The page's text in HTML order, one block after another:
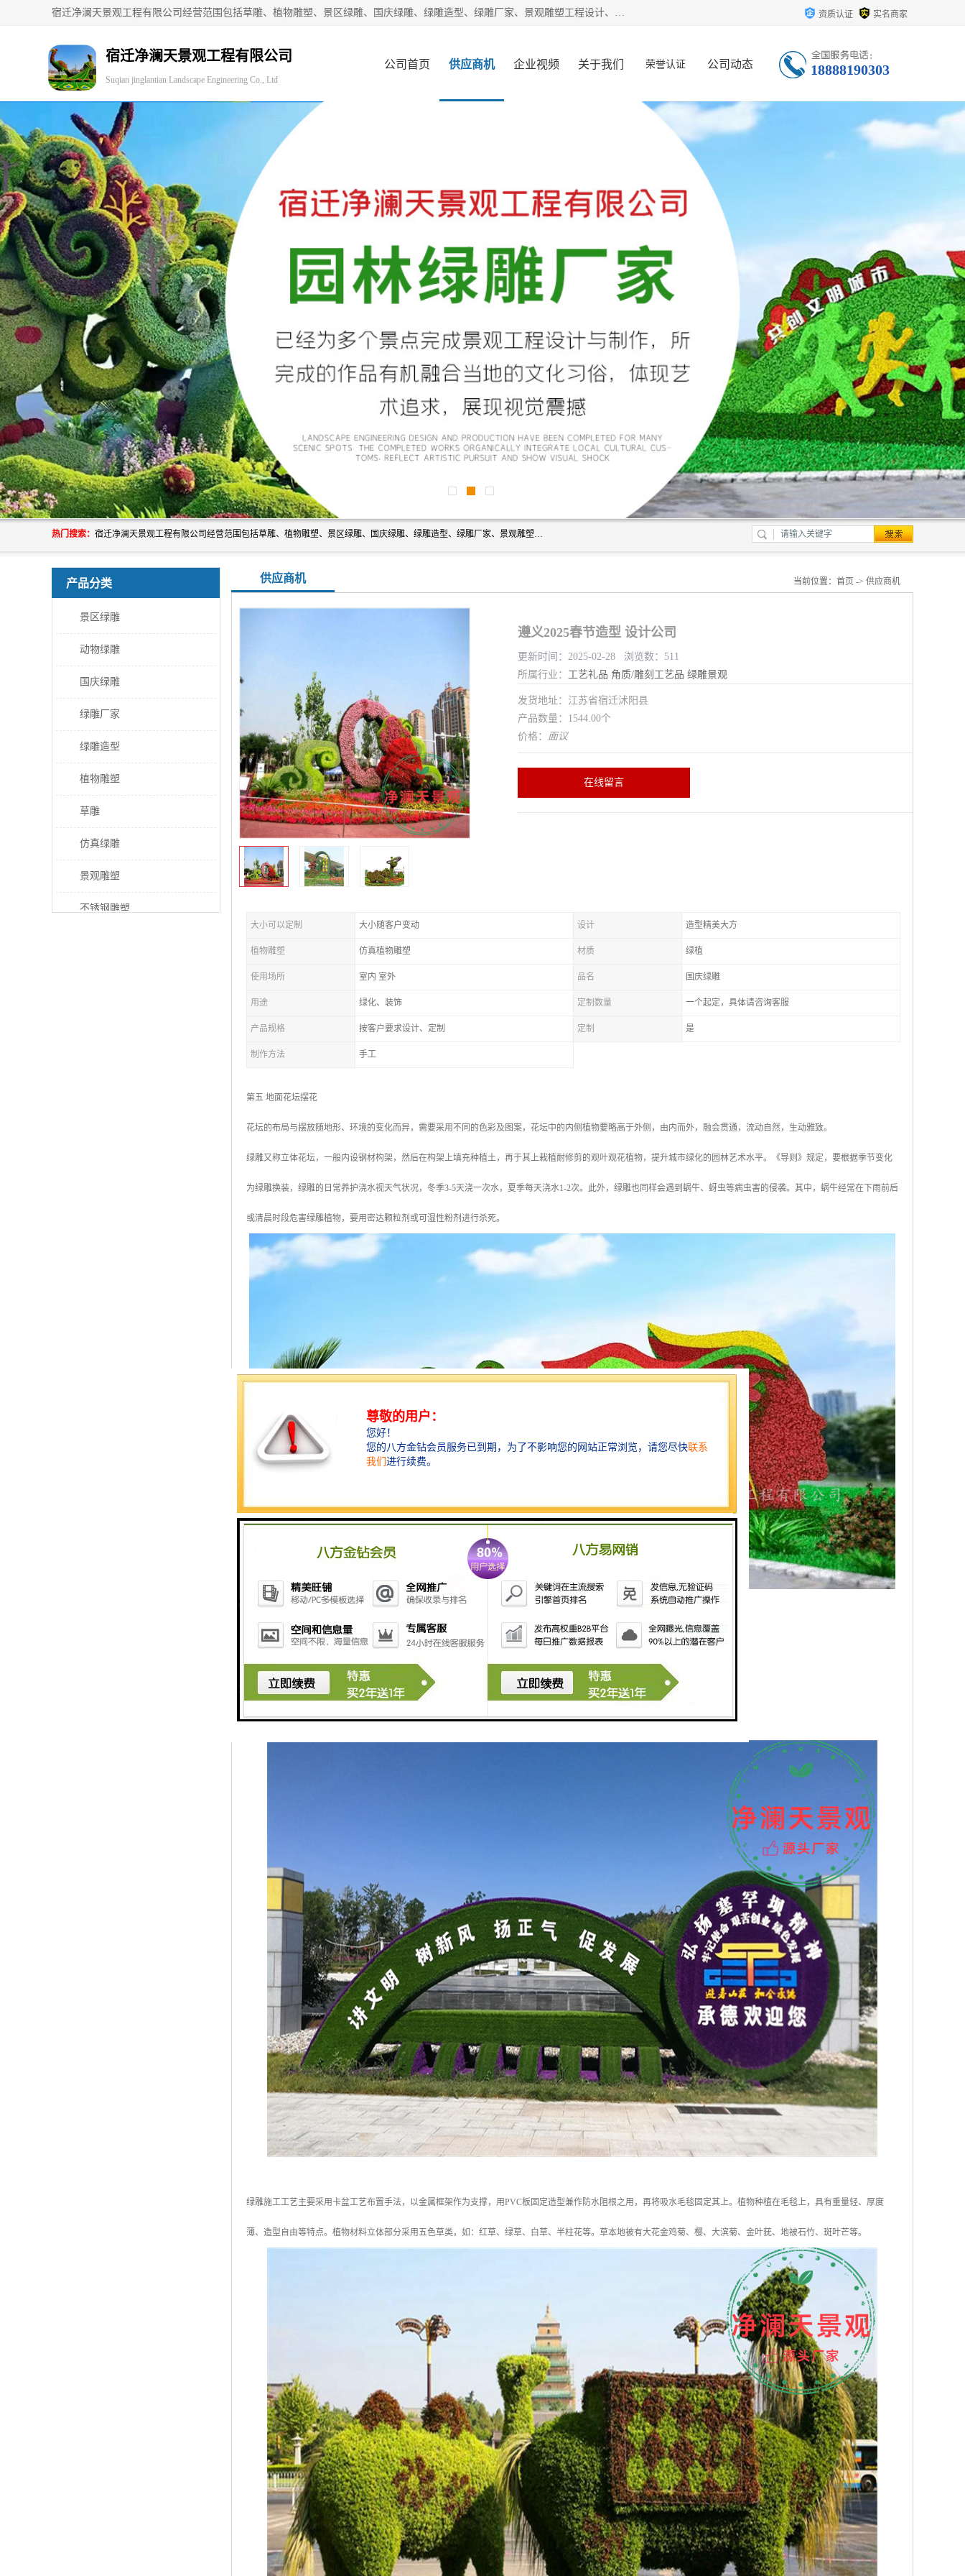
宿迁净澜天景观工程有限公司经营范围包括草雕、植物雕塑、景区绿雕、国庆绿雕、绿雕造型、绿雕厂家、景观雕塑工程设计、施工;绿化工程设计、施工、养护;绿化苗木、盆景种植、销售;是一家大型立体花坛草雕绿雕、五色草造型绿雕，仿真植物绿雕、稻草人工艺品、不锈钢雕塑等策划制作厂家，提供绿雕设计，制作,加工，及安装一站式服务。 资质认证 实名商家
宿迁净澜天景观工程有限公司
Suqian jinglantian Landscape Engineering Co., Ltd
公司首页 供应商机 企业视频 关于我们 荣誉认证 公司动态 18888190303
热门搜索： 宿迁净澜天景观工程有限公司经营范围包括草雕、植物雕塑、景区绿雕、国庆绿雕、绿雕造型、绿雕厂家、景观雕塑工程设计、施工;绿化工程设计、施工、养护;绿化苗木、盆景种植、销售;是一家大型立体花坛草雕绿雕、五色草造型绿雕，仿真植物绿雕、稻草人工艺品、不锈钢雕塑等策划制作厂家，提供绿雕设计，制作,加工，及安装一站式服务。
产品分类
景区绿雕
动物绿雕
国庆绿雕
绿雕厂家
绿雕造型
植物雕塑
草雕
仿真绿雕
景观雕塑
不锈钢雕塑
供应商机 当前位置： 首页 -> 供应商机
遵义2025春节造型 设计公司
更新时间：2025-02-28 浏览数：511
所属行业： 工艺礼品 角质/雕刻工艺品 绿雕景观
发货地址：江苏省宿迁沭阳县
产品数量：1544.00个
价格： 面议
在线留言
大小可以定制 大小随客户变动 设计 造型精美大方
植物雕塑 仿真植物雕塑 材质 绿植
使用场所 室内 室外 品名 国庆绿雕
用途 绿化、装饰 定制数量 一个起定，具体请咨询客服
产品规格 按客户要求设计、定制 定制 是
制作方法 手工
第五 地面花坛摆花
花坛的布局与摆放随地形、环境的变化而异，需要采用不同的色彩及图案，花坛中的内侧植物要略高于外侧，由内而外，融会贯通，流动自然，生动雅致。
绿雕又称立体花坛，一般内设钢材构架，然后在构架上填充种植土，再于其上栽植耐修剪的观叶观花植物，提升城市绿化的园林艺术水平。《导则》规定，要根据季节变化
为绿雕换装，绿雕的日常养护浇水视天气状况，冬季3-5天浇一次水，夏季每天浇水1-2次。此外，绿雕也同样会遇到蜗牛、蚜虫等病虫害的侵袭。其中，蜗牛经常在下雨前后
或清晨时段危害绿雕植物，要用密达颗粒剂或可湿性粉剂进行杀死。
绿雕即绿色雕塑，被誉为世界园林艺术的奇葩，是有生命的植物雕塑，一般内设钢材构架，然后在构架上填充
栽培土，再于其上种植一年生或多年生小灌木或草本植物，即采用挂泥插草或卡盆工艺把不同颜色的花草覆盖在结
构造型的表面，巧妙地把雕塑造型与花卉园艺结合在一起，钢架表面的植物覆盖率至少要达到80%。因此，绿雕是充
绿雕施工工艺主要采用卡盆工艺布置手法，以金属框架作为支撑，用PVC板固定造型兼作防水阻根之用，再将吸水毛毯固定其上。植物种植在毛毯上，具有重量轻、厚度
薄、造型自由等特点。植物材料立体部分采用五色草类，如：红草、绿草、白草、半柱花等。草本地被有大花金鸡菊、樱、大滨菊、金叶莸、地被石竹、斑叶芒等。